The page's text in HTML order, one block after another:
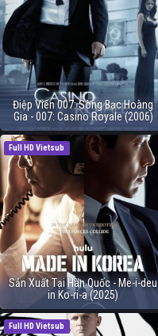
Điệp Viên 007: Sòng Bạc Hoàng
Gia - 007: Casino Royale (2006)
Full HD Vietsub
Sản Xuất Tại Hàn Quốc - Me-i-deu
in Ko-ri-a (2025)
Full HD Vietsub